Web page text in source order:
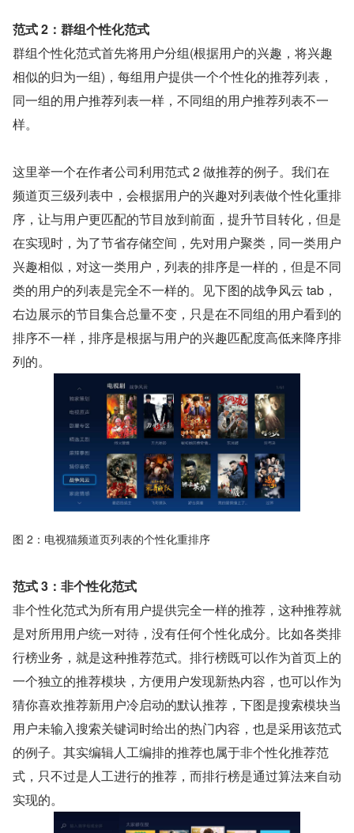
范式 2：群组个性化范式
群组个性化范式首先将用户分组(根据用户的兴趣，将兴趣
相似的归为一组)，每组用户提供一个个性化的推荐列表，
同一组的用户推荐列表一样，不同组的用户推荐列表不一
样。
这里举一个在作者公司利用范式 2 做推荐的例子。我们在
频道页三级列表中，会根据用户的兴趣对列表做个性化重排
序，让与用户更匹配的节目放到前面，提升节目转化，但是
在实现时，为了节省存储空间，先对用户聚类，同一类用户
兴趣相似，对这一类用户，列表的排序是一样的，但是不同
类的用户的列表是完全不一样的。见下图的战争风云 tab，
右边展示的节目集合总量不变，只是在不同组的用户看到的
排序不一样，排序是根据与用户的兴趣匹配度高低来降序排
列的。
图 2：电视猫频道页列表的个性化重排序
范式 3：非个性化范式
非个性化范式为所有用户提供完全一样的推荐，这种推荐就
是对所用用户统一对待，没有任何个性化成分。比如各类排
行榜业务，就是这种推荐范式。排行榜既可以作为首页上的
一个独立的推荐模块，方便用户发现新热内容，也可以作为
猜你喜欢推荐新用户冷启动的默认推荐，下图是搜索模块当
用户未输入搜索关键词时给出的热门内容，也是采用该范式
的例子。其实编辑人工编排的推荐也属于非个性化推荐范
式，只不过是人工进行的推荐，而排行榜是通过算法来自动
实现的。